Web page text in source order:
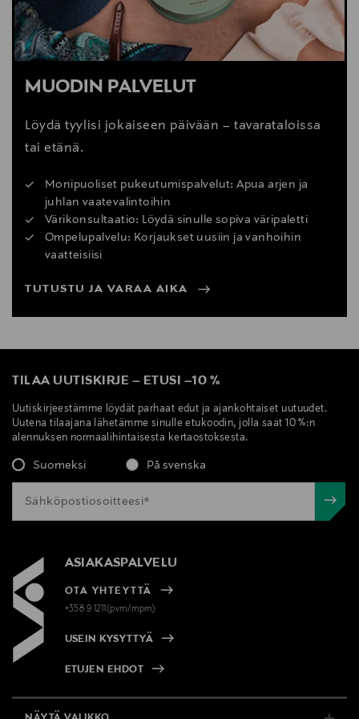
MUODIN PALVELUT
Löydä tyylisi jokaiseen päivään – tavarataloissa
tai etänä.
Monipuoliset pukeutumispalvelut: Apua arjen ja
juhlan vaatevalintoihin
Värikonsultaatio: Löydä sinulle sopiva väripaletti
Ompelupalvelu: Korjaukset uusiin ja vanhoihin
vaatteisiisi
TUTUSTU JA VARAA AIKA
TILAA UUTISKIRJE – ETUSI –10 %
Uutiskirjeestämme löydät parhaat edut ja ajankohtaiset uutuudet.
Uutena tilaajana lähetämme sinulle etukoodin, jolla saat 10 %:n
alennuksen normaalihintaisesta kertaostoksesta.
Suomeksi På svenska
ASIAKASPALVELU
OTA YHTEYTTÄ
+358 9 1211(pvm/mpm)
USEIN KYSYTTYÄ
ETUJEN EHDOT